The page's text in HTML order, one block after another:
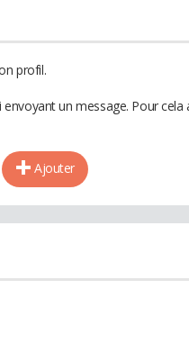
profil.
un message. Pour
Ajouter